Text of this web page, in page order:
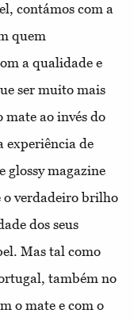
contámos com a
quem
a qualidade e
ser muito mais
mate ao invés do
experiência de
glossy magazine
o verdadeiro brilho
dos seus
Mas tal como
também no
o mate e com o